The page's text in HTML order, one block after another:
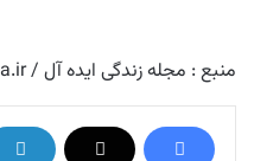
منبع : مجله زندگی ایده آل / bartarinha.ir